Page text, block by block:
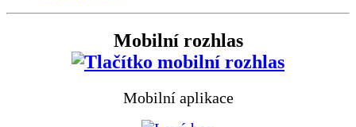
Mobilní rozhlas
Mobilní aplikace